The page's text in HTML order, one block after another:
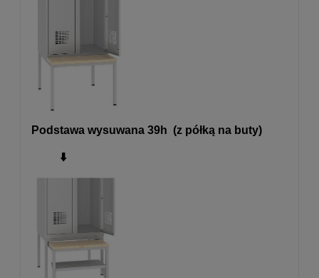
Podstawa wysuwana 39h (z półką na buty)
⬇️